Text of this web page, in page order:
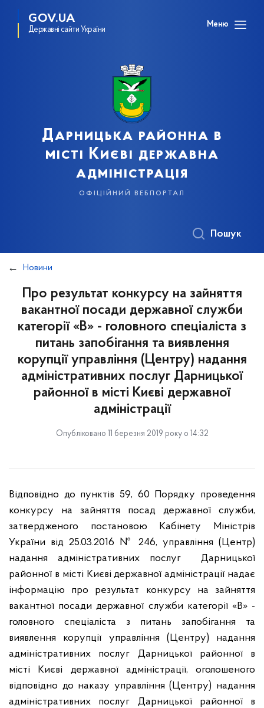
GOV.UA
Державні сайти України
Меню
Дарницька районна в
місті Києві державна
адміністрація
офіційний вебпортал
Пошук
Новини
Про результат конкурсу на зайняття
вакантної посади державної служби
категорії «В» - головного спеціаліста з
питань запобігання та виявлення
корупції управління (Центру) надання
адміністративних послуг Дарницької
районної в місті Києві державної
адміністрації
Опубліковано 11 березня 2019 року о 14:32
Відповідно до пунктів 59, 60 Порядку проведення
конкурсу на зайняття посад державної служби,
затвердженого постановою Кабінету Міністрів
України від 25.03.2016 № 246, управління (Центр)
надання адміністративних послуг Дарницької
районної в місті Києві державної адміністрації надає
інформацію про результат конкурсу на зайняття
вакантної посади державної служби категорії «В» -
головного спеціаліста з питань запобігання та
виявлення корупції управління (Центру) надання
адміністративних послуг Дарницької районної в
місті Києві державної адміністрації, оголошеного
відповідно до наказу управління (Центру) надання
адміністративних послуг Дарницької районної в